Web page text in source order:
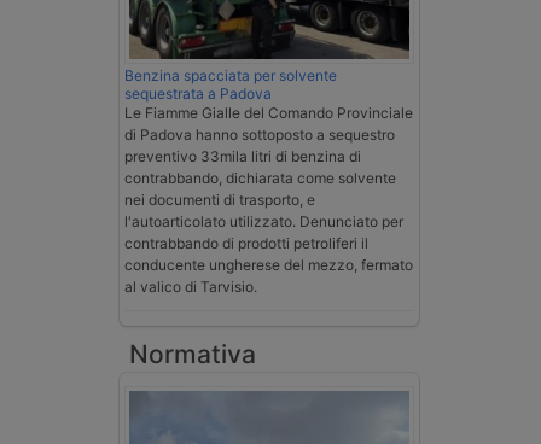
Benzina spacciata per solvente
sequestrata a Padova
Le Fiamme Gialle del Comando Provinciale
di Padova hanno sottoposto a sequestro
preventivo 33mila litri di benzina di
contrabbando, dichiarata come solvente
nei documenti di trasporto, e
l'autoarticolato utilizzato. Denunciato per
contrabbando di prodotti petroliferi il
conducente ungherese del mezzo, fermato
al valico di Tarvisio.
Normativa